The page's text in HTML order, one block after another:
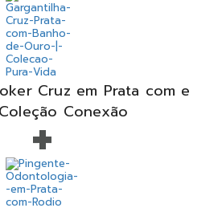
Cruz em Prata com e
Conexão
+